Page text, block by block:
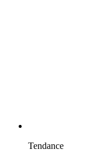
Tendance